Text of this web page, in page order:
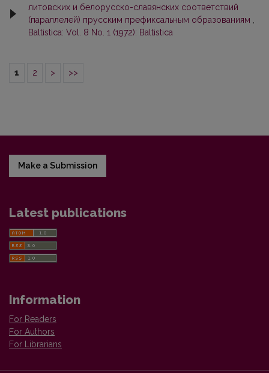
литовских и белорусско-славянских соответствий
(параллелей) прусским префиксальным образованиям
Baltistica: Vol. 8 No. 1 (1972): Baltistica
1 2 > >>
Make a Submission
Latest publications
Information
For Readers
For Authors
For Librarians